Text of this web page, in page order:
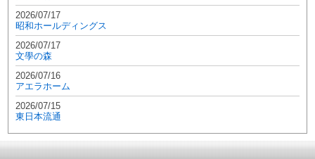
2026/07/17
昭和ホールディングス
2026/07/17
文學の森
2026/07/16
アエラホーム
2026/07/15
東日本流通